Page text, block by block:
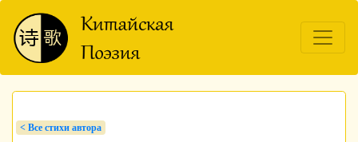
< Bсе стихи автора